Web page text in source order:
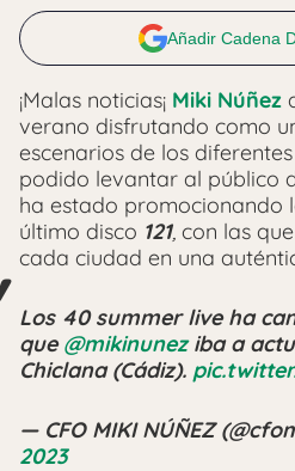
Añadir Cadena
¡Malas noticias¡ Miki Núñez
verano disfrutando como
escenarios de los
podido levantar al público
ha estado promocionando
último disco 121, con las
cada ciudad en una
Los 40 summer live ha
que@mikinuneziba a
Chiclana (Cádiz).
— CFO MIKI NÚÑEZ
2023